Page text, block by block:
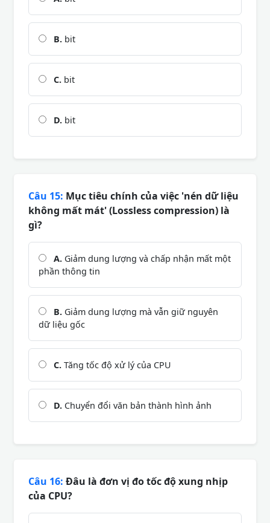
B. bit
C. bit
D. bit
Câu 15: Mục tiêu chính của việc 'nén dữ liệu
không mất mát' (Lossless compression) là
gì?
A. Giảm dung lượng và chấp nhận mất một
phần thông tin
B. Giảm dung lượng mà vẫn giữ nguyên
dữ liệu gốc
C. Tăng tốc độ xử lý của CPU
D. Chuyển đổi văn bản thành hình ảnh
Câu 16: Đâu là đơn vị đo tốc độ xung nhịp
của CPU?